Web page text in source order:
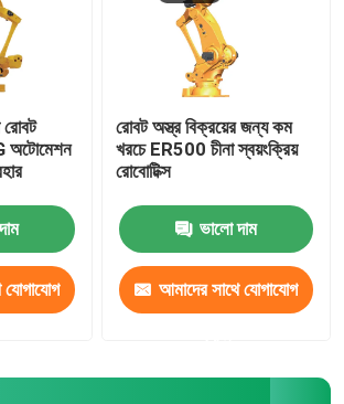
রোবট
যোগাযোগ
রোবট অস্ত্র বিক্রয়ের জন্য কম
খরচে ER500 চীনা স্বয়ংক্রিয়
রোবোটিক্স
ভালো দাম
আমাদের সাথে যোগাযোগ